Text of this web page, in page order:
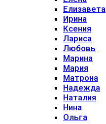
Елизавета
Ирина
Ксения
Лариса
Любовь
Марина
Мария
Матрона
Надежда
Наталия
Нина
Ольга